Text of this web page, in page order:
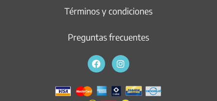
Términos y condiciones
Preguntas frecuentes